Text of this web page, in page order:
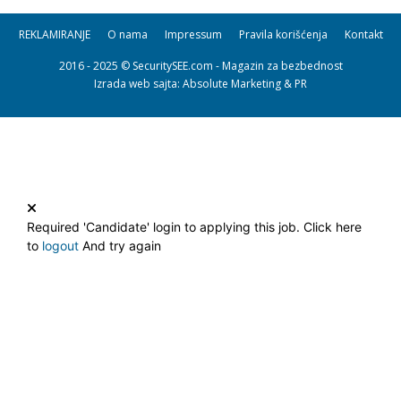
REKLAMIRANJE O nama Impressum Pravila korišćenja Kontakt
2016 - 2025 © SecuritySEE.com - Magazin za bezbednost
Izrada web sajta: Absolute Marketing & PR
Required 'Candidate' login to applying this job. Click here
to logout And try again